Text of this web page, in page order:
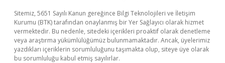
Sitemiz, 5651 Sayılı Kanun gereğince Bilgi Teknolojileri ve İletişim
Kurumu (BTK) tarafından onaylanmış bir Yer Sağlayıcı olarak hizmet
vermektedir. Bu nedenle, sitedeki içerikleri proaktif olarak denetleme
veya araştırma yükümlülüğümüz bulunmamaktadır. Ancak, üyelerimiz
yazdıkları içeriklerin sorumluluğunu taşımakta olup, siteye üye olarak
bu sorumluluğu kabul etmiş sayılırlar.